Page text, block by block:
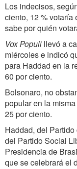
Los indecisos,
ciento, 12 % votaría
sabe por quién
Vox Populi llevó a
miércoles e indicó
para Haddad en la
60 por ciento.
Bolsonaro, no
popular en la
25 por ciento.
Haddad, del
del Partido Social
Presidencia de
que se celebrará el